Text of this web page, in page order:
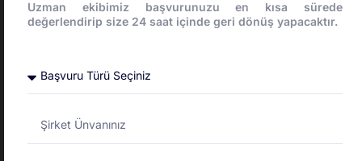
Taşıt tanıma sistemi’ni kimler kullanabilir?
Taşıt tanıma sistemi ile yakıt maliyetlerinde
nasıl tasarruf sağlanır?
Uzman ekibimiz başvurunuzu en kısa sürede
değerlendirip size 24 saat içinde geri dönüş yapacaktır.